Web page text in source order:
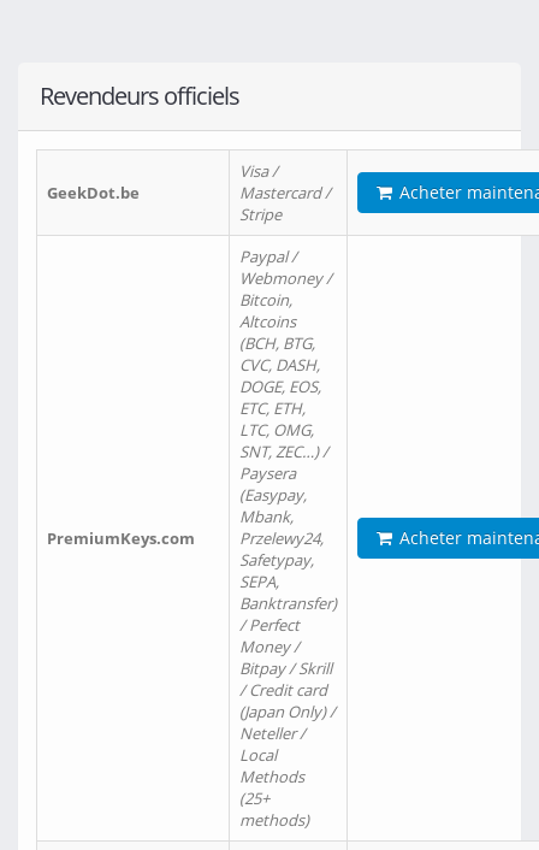
Revendeurs officiels
GeekDot.be
Visa /
Mastercard /
Stripe
Acheter
PremiumKeys.com
Paypal /
Webmoney /
Bitcoin,
Altcoins
(BCH, BTG,
CVC, DASH,
DOGE, EOS,
ETC, ETH,
LTC, OMG,
SNT, ZEC…) /
Paysera
(Easypay,
Mbank,
Przelewy24,
Safetypay,
SEPA,
Banktransfer)
/ Perfect
Money /
Bitpay / Skrill
/ Credit card
(Japan Only) /
Neteller /
Local
Methods
(25+
methods)
Acheter